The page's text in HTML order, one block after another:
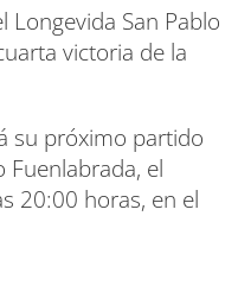
San Pablo
victoria de la
su próximo partido
Fuenlabrada, el
20:00 horas, en el